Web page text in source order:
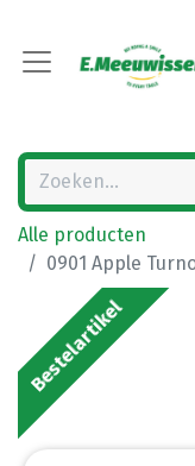
Alle producten
0901 Apple
Bestelartikel